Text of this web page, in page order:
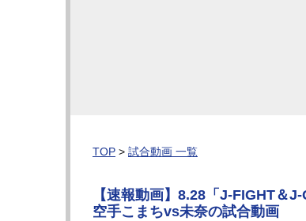
TOP > 試合動画 一覧
【速報動画】8.28「J-FIGHT＆
空手こまちvs未奈の試合動画